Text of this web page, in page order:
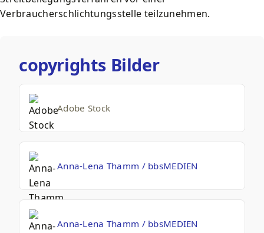
Verbraucherschlichtungsstelle teilzunehmen.
copyrights Bilder
Adobe Stock
Anna-Lena Thamm / bbsMEDIEN
Anna-Lena Thamm / bbsMEDIEN